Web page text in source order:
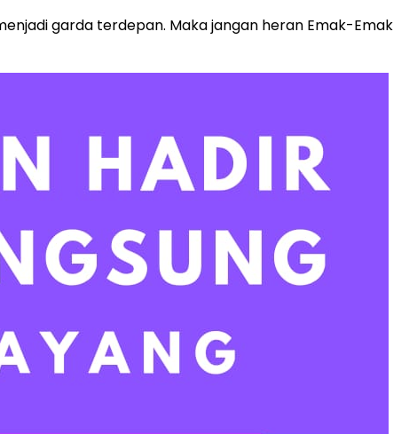
garda terdepan. Maka jangan heran Emak-Emak